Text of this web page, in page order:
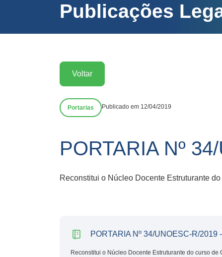
Publicações
Voltar
Portarias Publicado em 12/04/2019
PORTARIA Nº
Reconstitui o Núcleo Docente Estruturante
PORTARIA Nº 34/UNOESC-R/2019
Reconstitui o Núcleo Docente Estruturante do curso de